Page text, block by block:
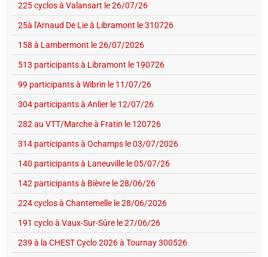
225 cyclos à Valansart le 26/07/26
25à l'Arnaud De Lie à Libramont le 310726
158 à Lambermont le 26/07/2026
513 participants à Libramont le 190726
99 participants à Wibrin le 11/07/26
304 participants à Anlier le 12/07/26
282 au VTT/Marche à Fratin le 120726
314 participants à Ochamps le 03/07/2026
140 participants à Laneuville le 05/07/26
142 participants à Bièvre le 28/06/26
224 cyclos à Chantemelle le 28/06/2026
191 cyclo à Vaux-Sur-Sûre le 27/06/26
239 à la CHEST Cyclo 2026 à Tournay 300526